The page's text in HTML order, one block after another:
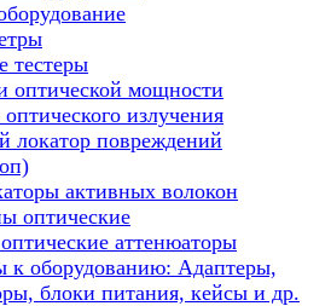
тестеры
оптической мощности
излучения
локатор повреждений
активных волокон
оптические
аттенюаторы
к оборудованию: Адаптеры,
блоки питания, кейсы и др.